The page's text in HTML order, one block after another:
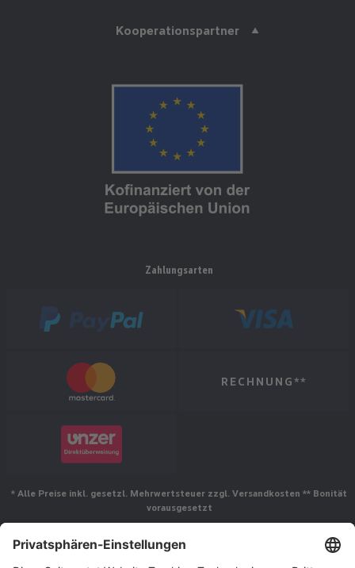
Kooperationspartner
Zahlungsarten
RECHNUNG**
* Alle Preise inkl. gesetzl. Mehrwertsteuer zzgl. Versandkosten ** Bonität
vorausgesetzt
Folgen Sie uns